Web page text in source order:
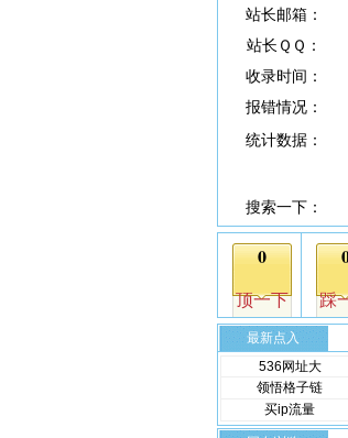
站长邮箱：
站长ＱＱ：
收录时间：
报错情况：
统计数据：
搜索一下：
最新点入
536网址大
领悟格子链
买ip流量